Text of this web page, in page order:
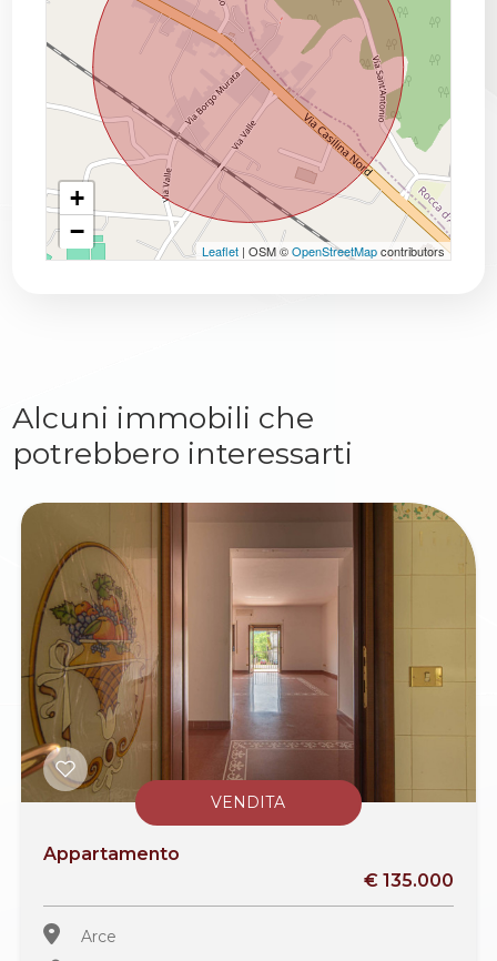
+
−
Leaflet| OSM ©OpenStreetMapcontributors
Alcuni immobili che
potrebbero interessarti
VENDITA
Appartamento
€ 135.000
Arce